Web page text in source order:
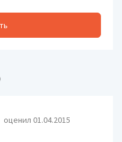
оценил 01.04.2015